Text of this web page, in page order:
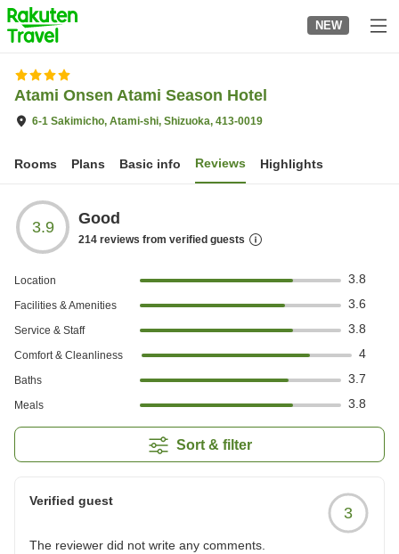
to
top
page
NEW
Atami Onsen Atami Season Hotel
6-1 Sakimicho, Atami-shi, Shizuoka, 413-0019
Rooms Plans Basic info Reviews Highlights
3.9 Good
214 reviews from verified guests
Location 3.8
Facilities & Amenities 3.6
Service & Staff 3.8
Comfort & Cleanliness 4
Baths 3.7
Meals 3.8
Sort & filter
Verified guest
3
The reviewer did not write any comments.